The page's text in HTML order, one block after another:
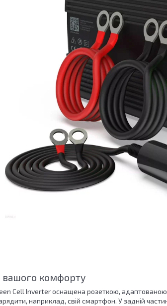
вашого комфорту
Cell Inverter оснащена розеткою, адаптованою
наприклад, свій смартфон. У задній